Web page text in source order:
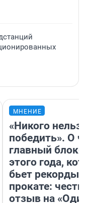
МНЕНИЕ
«Никого нельзя
победить». О
главный
этого года,
бьет рекорды в
прокате:
отзыв на